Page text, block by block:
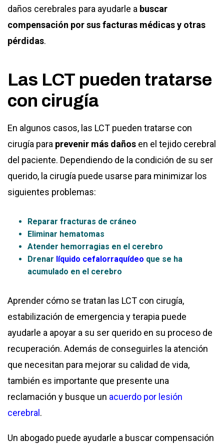
daños cerebrales para ayudarle a buscar
compensación por sus facturas médicas y otras
pérdidas.
Las LCT pueden tratarse
con cirugía
En algunos casos, las LCT pueden tratarse con
cirugía para prevenir más daños en el tejido cerebral
del paciente. Dependiendo de la condición de su ser
querido, la cirugía puede usarse para minimizar los
siguientes problemas:
Reparar fracturas de cráneo
Eliminar hematomas
Atender hemorragias en el cerebro
Drenar líquido cefalorraquídeo que se ha
acumulado en el cerebro
Aprender cómo se tratan las LCT con cirugía,
estabilización de emergencia y terapia puede
ayudarle a apoyar a su ser querido en su proceso de
recuperación. Además de conseguirles la atención
que necesitan para mejorar su calidad de vida,
también es importante que presente una
reclamación y busque un acuerdo por lesión
cerebral .
Un abogado puede ayudarle a buscar compensación